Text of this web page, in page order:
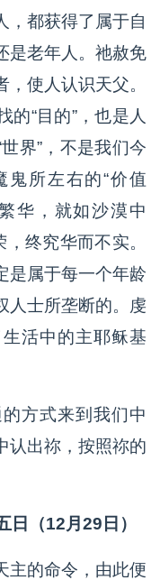
，都获得了属于自
老年人。祂赦免
使人认识天父。
的“目的”，也是人
界”，不是我们今
鬼所左右的“价值
华，就如沙漠中
终究华而不实。
是属于每一个年龄
人士所垄断的。虔
活中的主耶稣基
方式来到我们中
认出祢，按照祢的
（12月29日）
主的命令，由此便